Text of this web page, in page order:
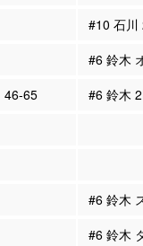
#10 石川
#6 鈴木
46-65
#6 鈴木
#6 鈴木
#6 鈴木